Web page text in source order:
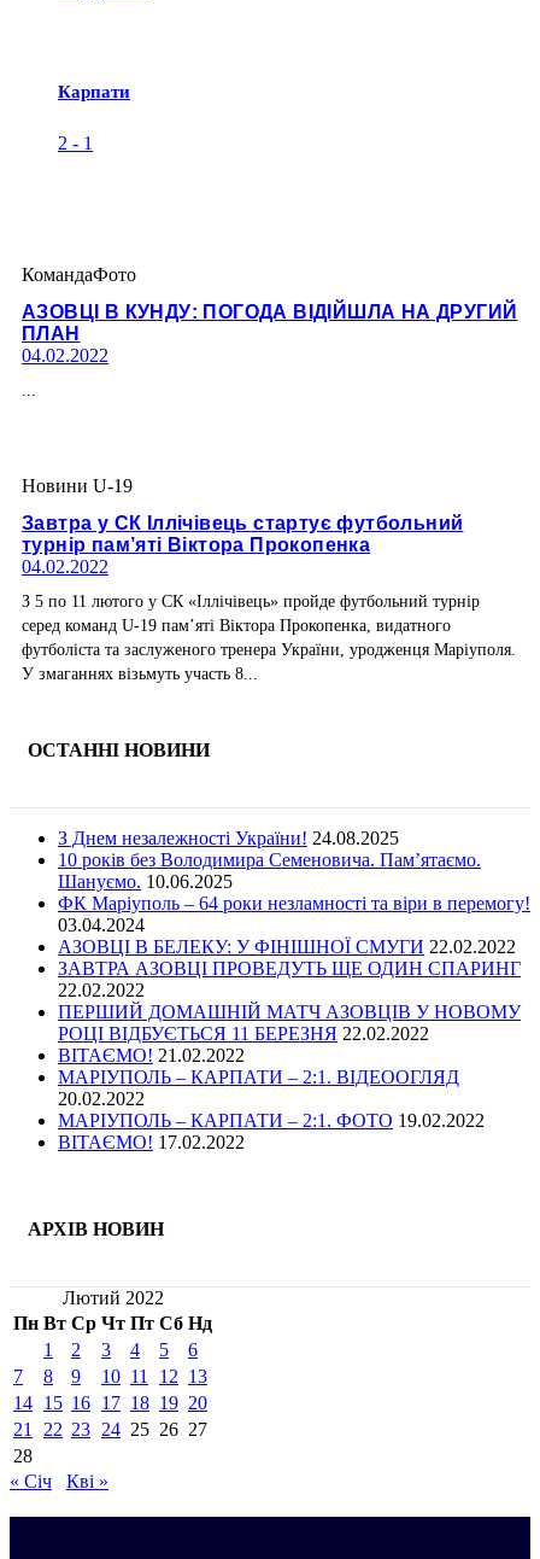
Карпати
2 - 1
КомандаФото
АЗОВЦІ В КУНДУ: ПОГОДА ВІДІЙШЛА НА ДРУГИЙ
ПЛАН
04.02.2022
...
Новини U-19
Завтра у СК Іллічівець стартує футбольний
турнір пам’яті Віктора Прокопенка
04.02.2022
З 5 по 11 лютого у СК «Іллічівець» пройде футбольний турнір
серед команд U-19 пам’яті Віктора Прокопенка, видатного
футболіста та заслуженого тренера України, уродженця Маріуполя.
У змаганнях візьмуть участь 8...
ОСТАННІ НОВИНИ
З Днем незалежності України! 24.08.2025
10 років без Володимира Семеновича. Пам’ятаємо.
Шануємо. 10.06.2025
ФК Маріуполь – 64 роки незламності та віри в перемогу!
03.04.2024
АЗОВЦІ В БЕЛЕКУ: У ФІНІШНОЇ СМУГИ 22.02.2022
ЗАВТРА АЗОВЦІ ПРОВЕДУТЬ ЩЕ ОДИН СПАРИНГ
22.02.2022
ПЕРШИЙ ДОМАШНІЙ МАТЧ АЗОВЦІВ У НОВОМУ
РОЦІ ВІДБУЄТЬСЯ 11 БЕРЕЗНЯ 22.02.2022
ВІТАЄМО! 21.02.2022
МАРІУПОЛЬ – КАРПАТИ – 2:1. ВІДЕООГЛЯД
20.02.2022
МАРІУПОЛЬ – КАРПАТИ – 2:1. ФОТО 19.02.2022
ВІТАЄМО! 17.02.2022
АРХІВ НОВИН
Лютий 2022
Пн Вт Ср Чт Пт Сб Нд
1
2 3 4 5
6
7
8 9 10 11 12 13
14 15 16 17 18 19 20
21 22 23 24 25 26 27
28
« Січ
Кві »